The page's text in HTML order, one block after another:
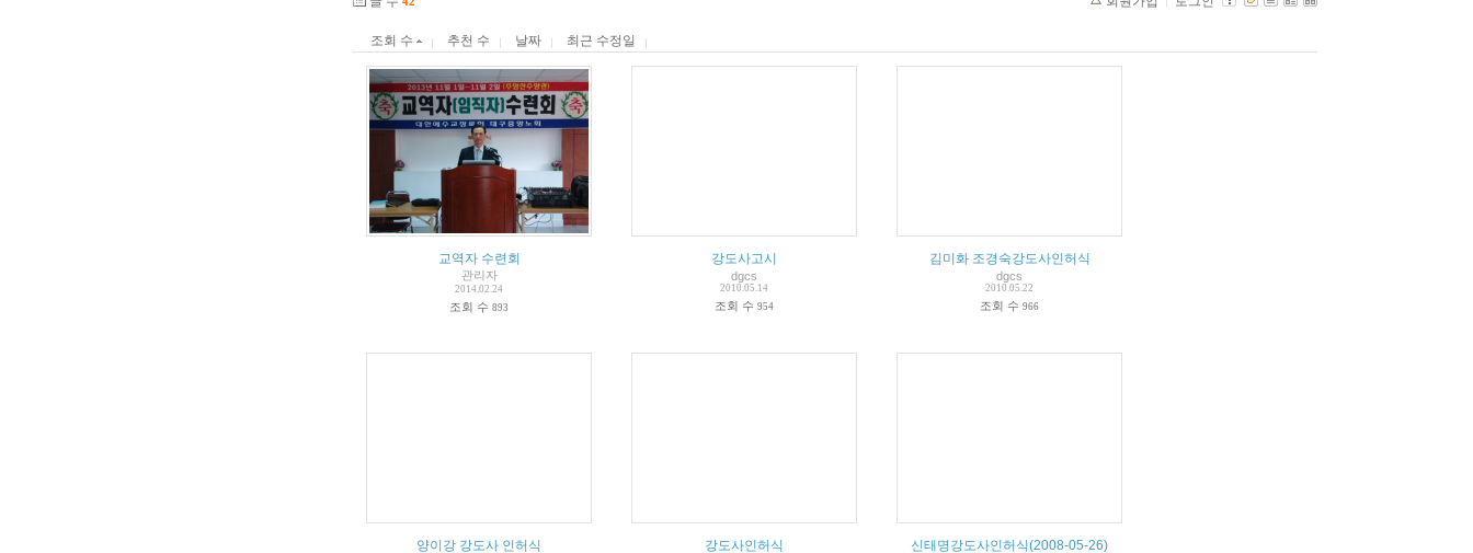
조회 수 추천 수 날짜 최근 수정일
교역자 수련회
관리자
2014.02.24
조회 수 893
강도사고시
dgcs
2010.05.14
조회 수 954
김미화 조경숙강도사인허식
dgcs
2010.05.22
조회 수 966
양이강 강도사 인허식 강도사인허식 신태명강도사인허식(2008-05-26)